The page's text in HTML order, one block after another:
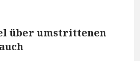
über umstrittenen